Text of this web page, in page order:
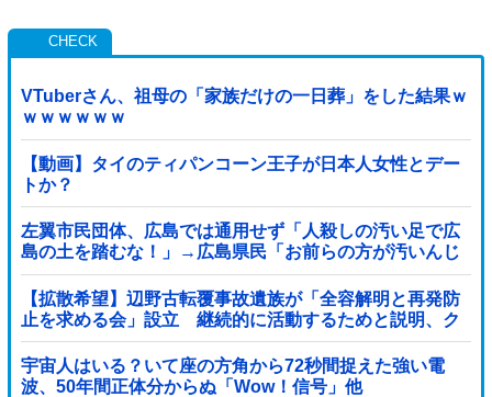
VTuberさん、祖母の「家族だけの一日葬」をした結果ｗ
ｗｗｗｗｗｗ
【動画】タイのティパンコーン王子が日本人女性とデー
トか？
左翼市民団体、広島では通用せず「人殺しの汚い足で広
島の土を踏むな！」→広島県民「お前らの方が汚いんじ
ゃ！」「ワシらが広島県民じゃ」
【拡散希望】辺野古転覆事故遺族が「全容解明と再発防
止を求める会」設立 継続的に活動するためと説明、ク
ラファン立ち上げも準備
宇宙人はいる？いて座の方角から72秒間捉えた強い電
波、50年間正体分からぬ「Wow！信号」他